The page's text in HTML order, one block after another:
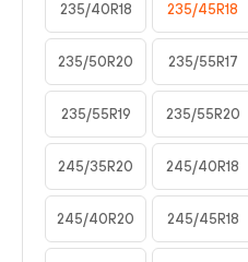
235/40R18 235/45R18
235/50R20 235/55R17
235/55R19 235/55R20
245/35R20 245/40R18
245/40R20 245/45R18